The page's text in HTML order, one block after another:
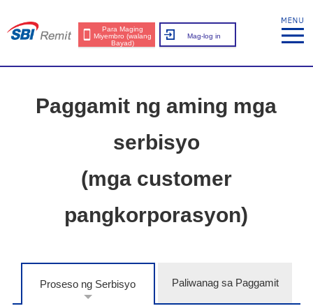
Para Maging
Miyembro (walang
Bayad)
Mag-log in
Paggamit ng aming mga
serbisyo
(mga customer
pangkorporasyon)
Proseso ng Serbisyo Paliwanag sa Paggamit